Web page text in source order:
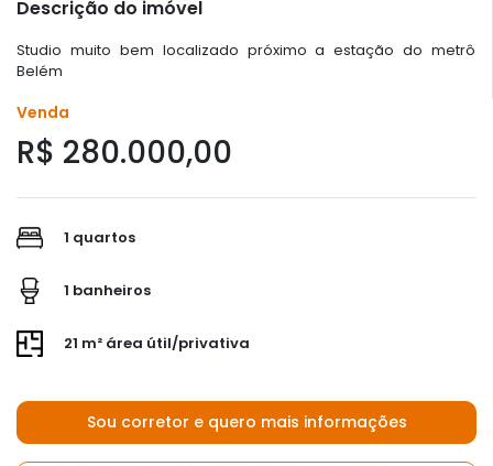
Descrição do imóvel
Studio muito bem localizado próximo a estação do metrô
Belém
Venda
R$ 280.000,00
1 quartos
1 banheiros
21 m² área útil/privativa
Sou corretor e quero mais informações